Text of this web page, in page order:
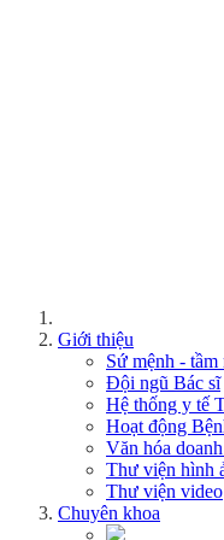
Giới thiệu
Sứ mệnh - tầm
Đội ngũ Bác sĩ
Hệ thống y tế
Hoạt động
Văn hóa
Thư viện hình
Thư viện video
Chuyên khoa